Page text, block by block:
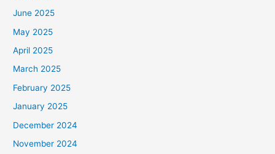
June 2025
May 2025
April 2025
March 2025
February 2025
January 2025
December 2024
November 2024